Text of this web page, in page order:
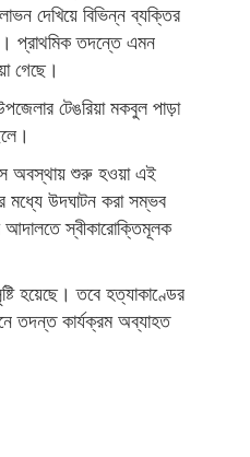
দেখিয়ে বিভিন্ন ব্যক্তির
প্রাথমিক তদন্তে এমন
গেছে।
টেঙরিয়া মকবুল পাড়া
অবস্থায় শুরু হওয়া এই
মধ্যে উদঘাটন করা সম্ভব
স্বীকারোক্তিমূলক
হয়েছে। তবে হত্যাকাণ্ডের
তদন্ত কার্যক্রম অব্যাহত